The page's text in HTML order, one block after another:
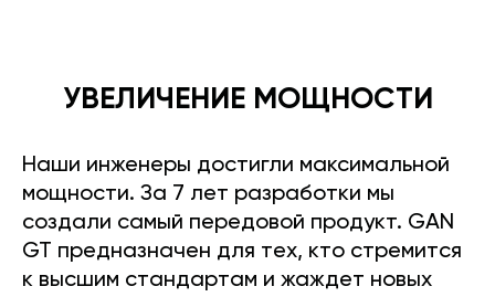
УВЕЛИЧЕНИЕ МОЩНОСТИ
Наши инженеры достигли максимальной
мощности. За 7 лет разработки мы
создали самый передовой продукт. GAN
GT предназначен для тех, кто стремится
к высшим стандартам и жаждет новых